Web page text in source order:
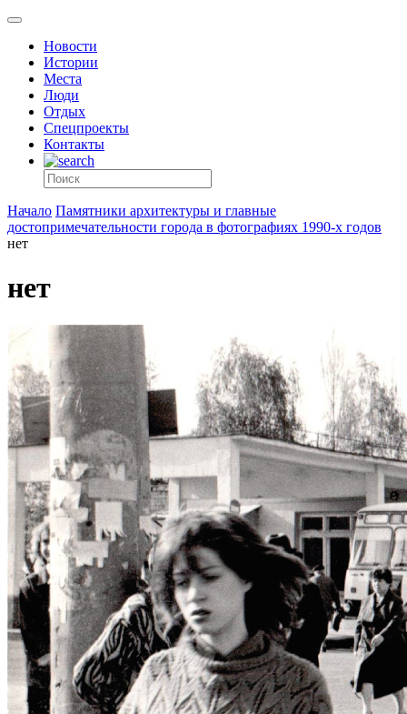
Новости
Истории
Места
Люди
Отдых
Спецпроекты
Контакты
Начало Памятники архитектуры и главные
достопримечательности города в фотографиях 1990-х годов
нет
нет